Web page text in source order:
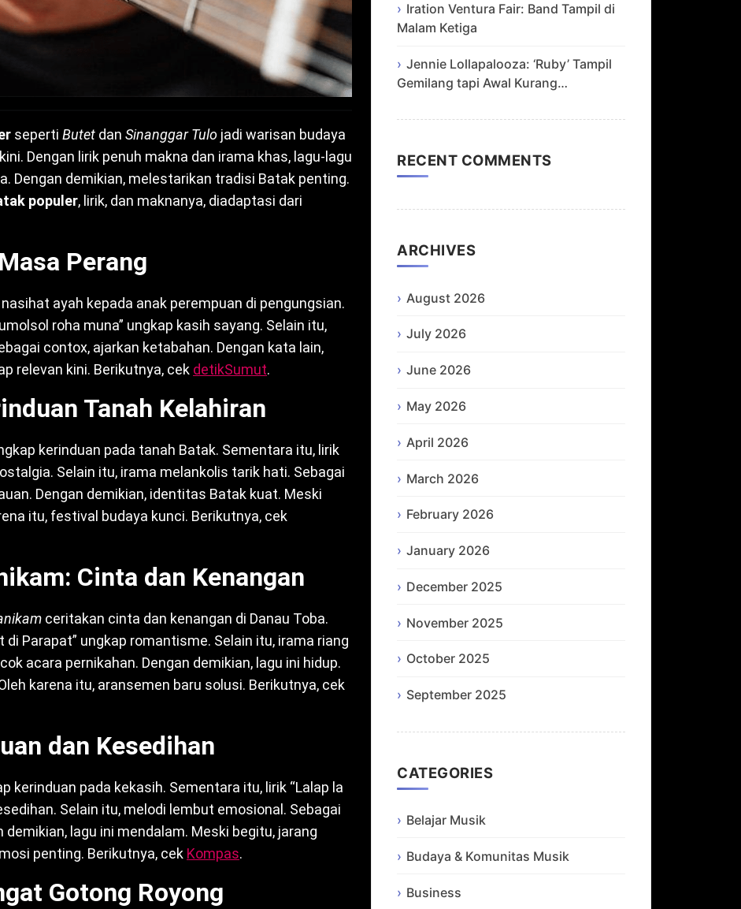
seperti Butet dan Sinanggar Tulo jadi warisan budaya
Dengan lirik penuh makna dan irama khas, lagu-lagu
Dengan demikian, melestarikan tradisi Batak penting.
populer, lirik, dan maknanya, diadaptasi dari
Perang
ayah kepada anak perempuan di pengungsian.
roha muna” ungkap kasih sayang. Selain itu,
contox, ajarkan ketabahan. Dengan kata lain,
relevan kini. Berikutnya, cek detikSumut.
Tanah Kelahiran
kerinduan pada tanah Batak. Sementara itu, lirik
Selain itu, irama melankolis tarik hati. Sebagai
Dengan demikian, identitas Batak kuat. Meski
itu, festival budaya kunci. Berikutnya, cek
Cinta dan Kenangan
ceritakan cinta dan kenangan di Danau Toba.
Parapat” ungkap romantisme. Selain itu, irama riang
acara pernikahan. Dengan demikian, lagu ini hidup.
karena itu, aransemen baru solusi. Berikutnya, cek
dan Kesedihan
kerinduan pada kekasih. Sementara itu, lirik “Lalap la
Selain itu, melodi lembut emosional. Sebagai
lagu ini mendalam. Meski begitu, jarang
penting. Berikutnya, cek Kompas.
Gotong Royong
Iration Ventura Fair: Band Tampil di
Malam Ketiga
Jennie Lollapalooza: ‘Ruby’ Tampil
Gemilang tapi Awal Kurang…
RECENT COMMENTS
ARCHIVES
August 2026
July 2026
June 2026
May 2026
April 2026
March 2026
February 2026
January 2026
December 2025
November 2025
October 2025
September 2025
CATEGORIES
Belajar Musik
Budaya & Komunitas Musik
Business